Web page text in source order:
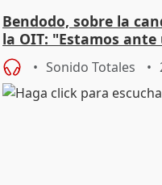
Bendodo, sobre la
la OIT: "Estamos
Sonido Totales